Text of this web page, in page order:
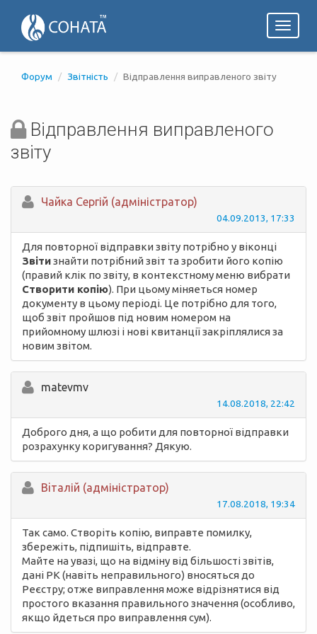
Toggle
Форум Звітність Відправлення виправленого звіту
Відправлення виправленого
звіту
Чайка Сергій (адміністратор)
04.09.2013, 17:33
Для повторної відправки звіту потрібно у віконці
Звітизнайти потрібний звіт та зробити його копію
(правий клік по звіту, в контекстному меню вибрати
Створити копію). При цьому міняеться номер
документу в цьому періоді. Це потрібно для того,
щоб звіт пройшов під новим номером на
прийомному шлюзі і нові квитанції закріплялися за
новим звітом.
matevmv
14.08.2018, 22:42
Доброго дня, а що робити для повторної відправки
розрахунку коригування? Дякую.
Вiталій (адміністратор)
17.08.2018, 19:34
Так само. Створіть копію, виправте помилку,
збережіть, підпишіть, відправте.
Майте на увазі, що на відміну від більшості звітів,
дані РК (навіть неправильного) вносяться до
Реєстру; отже виправлення може відрізнятися від
простого вказання правильного значення (особливо,
якщо йдеться про виправлення сум).